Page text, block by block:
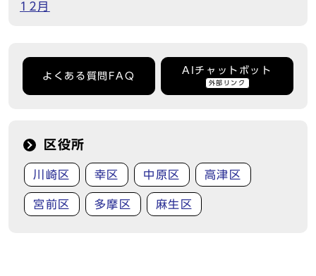
12月
よくある質問FAQ
AIチャットボット
外部リンク
区役所
川崎区 幸区 中原区 高津区
宮前区 多摩区 麻生区